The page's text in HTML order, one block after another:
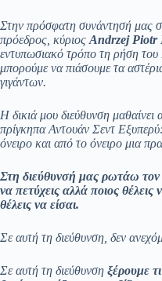
Στην πρόσφατη συνάντησή μας
πρόεδρος, κύριος Andrzej Piotr
εντυπωσιακό τρόπο τη ρήση του
μπορούμε να πιάσουμε τα
γιγάντων.
Η δικιά μου διεύθυνση
πρίγκηπα Αντουάν Σεντ
όνειρο και από το όνειρο μια
Στη διεύθυνσή μας ρωτάω τον
να πετύχεις αλλά ποιος θέλεις
θέλεις να είσαι.
Σε αυτή τη διεύθυνση, δεν
Σε αυτή τη διεύθυνση ξέρουμε